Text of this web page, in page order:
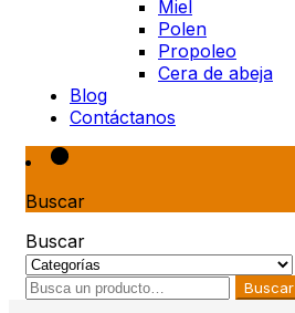
Miel
Polen
Propoleo
Cera de abeja
Blog
Contáctanos
Buscar
Buscar
Buscar